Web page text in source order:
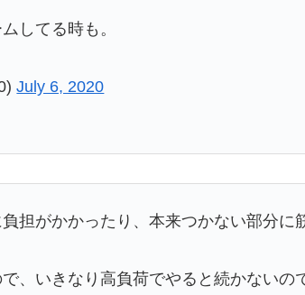
してる時も。
July 6, 2020
担がかかったり、本来つかない部分に
、いきなり高負荷でやると続かないの